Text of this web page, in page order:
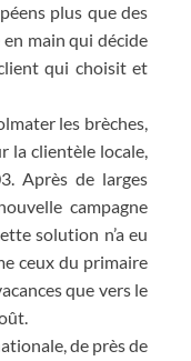
plus que des
main qui décide
qui choisit et
les brèches,
la clientèle locale,
Après de larges
campagne
solution n’a eu
ceux du primaire
que vers le
de près de